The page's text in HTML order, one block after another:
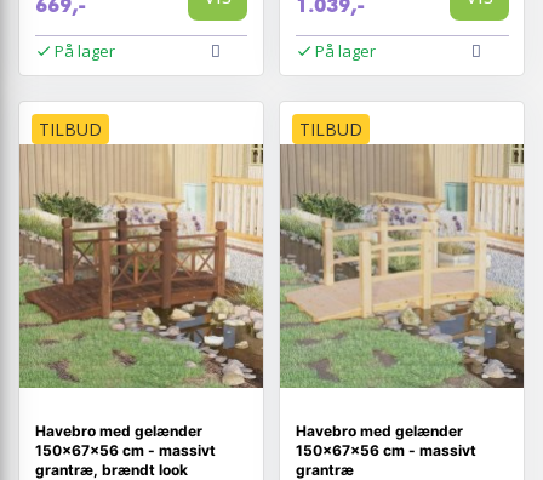
669,-
På lager
1.039,-
På lager
TILBUD
Havebro med gelænder
150×67×56 cm - massivt
grantræ, brændt look
TILBUD
Havebro med gelænder
150×67×56 cm - massivt
grantræ